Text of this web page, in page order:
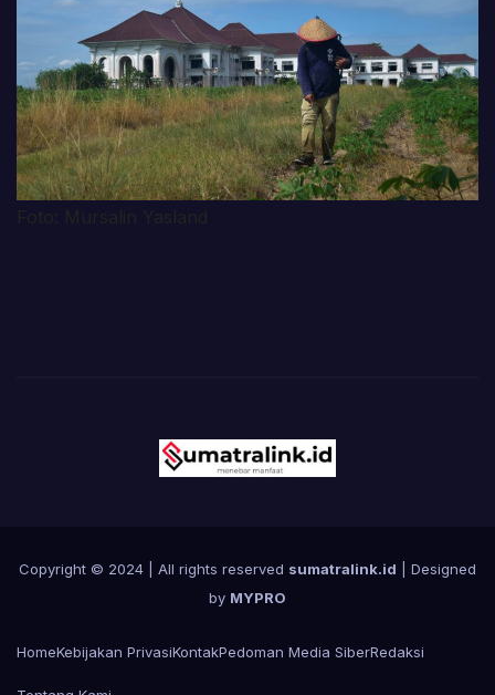
Copyright © 2024 | All rights reserved sumatralink.id | Designed
by MYPRO
HomeKebijakan PrivasiKontakPedoman Media SiberRedaksi